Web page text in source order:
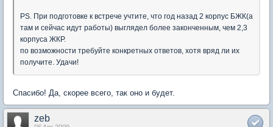
PS. При подготовке к встрече учтите, что год назад 2 корпус БЖК(а
там и сейчас идут работы) выглядел более законченным, чем 2,3
корпуса ЖКР.
по возможности требуйте конкретных ответов, хотя вряд ли их
получите. Удачи!
Спасибо! Да, скорее всего, так оно и будет.
zeb